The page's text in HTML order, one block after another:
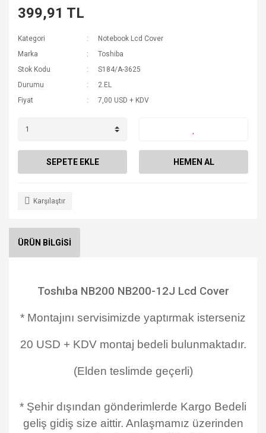
399,91 TL
Kategori
Notebook Lcd Cover
Marka
Toshiba
Stok Kodu
S184/A-3625
Durumu
2.EL
Fiyat
7,00 USD + KDV
SEPETE EKLE HEMEN AL
Karşılaştır
ÜRÜN BİLGİSİ
Toshıba NB200 NB200-12J Lcd Cover
* Montajını servisimizde yaptırmak isterseniz
20 USD + KDV montaj bedeli bulunmaktadır.
(Elden teslimde geçerli)
* Şehir dışından gönderimlerde Kargo Bedeli
geliş gidiş size aittir. Anlaşmamız üzerinden